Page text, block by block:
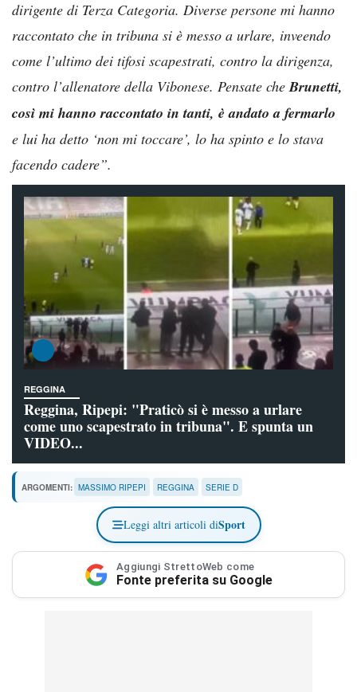
dirigente di Terza Categoria. Diverse persone mi hanno
raccontato che in tribuna si è messo a urlare, inveendo
come l’ultimo dei tifosi scapestrati, contro la dirigenza,
contro l’allenatore della Vibonese. Pensate cheBrunetti,
così mi hanno raccontato in tanti, è andato a fermarlo
e lui ha detto ‘non mi toccare’, lo ha spinto e lo stava
facendo cadere”.
REGGINA
Reggina, Ripepi: "Praticò si è messo a urlare
come uno scapestrato in tribuna". E spunta un
VIDEO...
ARGOMENTI: MASSIMO RIPEPI REGGINA SERIE D
Leggi altri articoli diSport
Aggiungi StrettoWeb come
Fonte preferita su Google